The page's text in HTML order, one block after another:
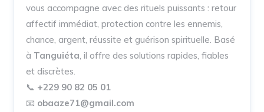
vous accompagne avec des rituels puissants : retour
affectif immédiat, protection contre les ennemis,
chance, argent, réussite et guérison spirituelle. Basé
à Tanguiéta, il offre des solutions rapides, fiables
et discrètes.
📞 +229 90 82 05 01
📧 obaaze71@gmail.com